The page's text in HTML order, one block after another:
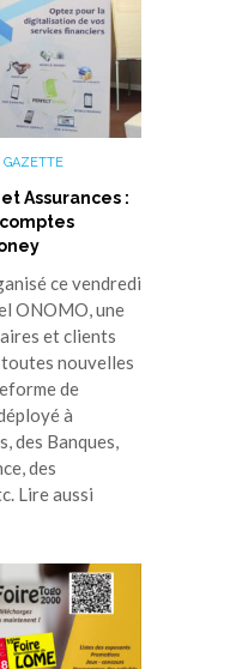
GAZETTE
Assurances :
ce vendredi
ONOMO, une
et clients
nouvelles
de
à
des Banques,
des
Lire aussi